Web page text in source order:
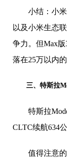
小结：小
以及小米生态
争力。但Max
落在25万以内
三、特斯拉
特斯拉
CLTC续航634
值得注意